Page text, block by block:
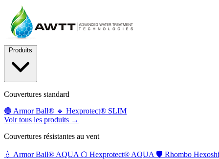
Couvertures standard
🔵 Armor Ball® 🔹 Hexprotect® SLIM
Voir tous les produits →
Couvertures résistantes au vent
💧 Armor Ball® AQUA ⬡ Hexprotect® AQUA 🛡️ Rhombo